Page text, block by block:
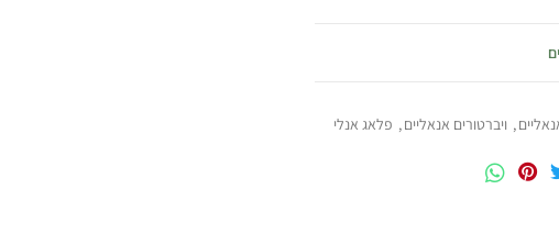
, ויברטורים אנאליים, פלאג אנלי